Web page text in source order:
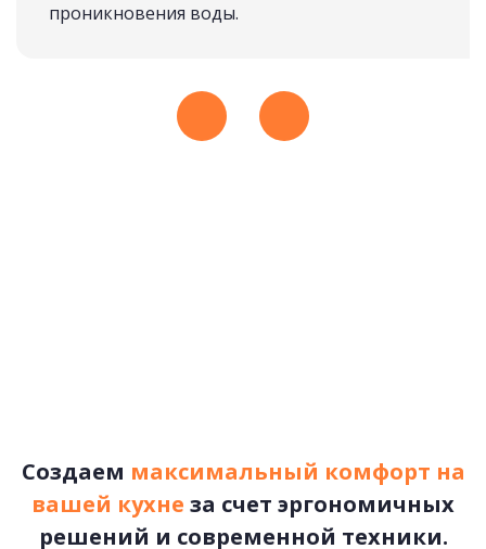
ИЗ МАССИВА
Рассчитать стоимость
проникновения воды.
Создаем максимальный комфорт на
вашей кухне за счет эргономичных
решений и современной техники.